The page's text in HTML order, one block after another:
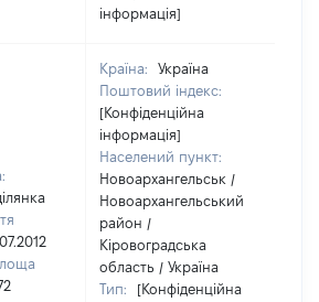
інформація]
Країна:
Україна
Поштовий індекс:
[Конфіденційна
інформація]
Населений пункт:
Новоархангельськ /
Новоархангельський
район /
Кіровоградська
область / Україна
Тип:
[Конфіденційна